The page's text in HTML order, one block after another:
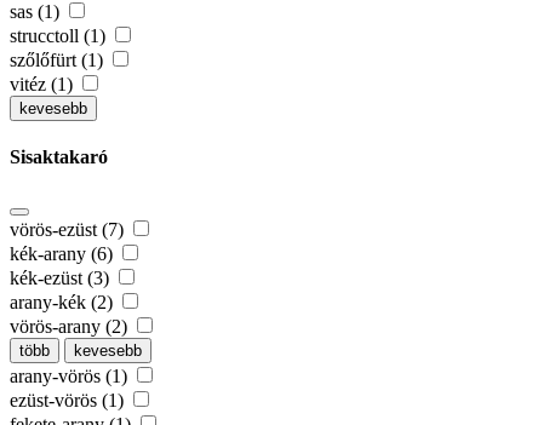
sas (1)
strucctoll (1)
szőlőfürt (1)
vitéz (1)
kevesebb
Sisaktakaró
vörös-ezüst (7)
kék-arany (6)
kék-ezüst (3)
arany-kék (2)
vörös-arany (2)
több kevesebb
arany-vörös (1)
ezüst-vörös (1)